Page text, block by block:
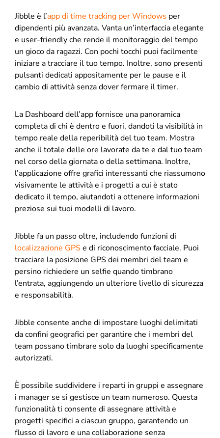
Jibble è l’app di time tracking per Windows per
dipendenti più avanzata. Vanta un’interfaccia elegante
e user-friendly che rende il monitoraggio del tempo
un gioco da ragazzi. Con pochi tocchi puoi facilmente
iniziare a tracciare il tuo tempo. Inoltre, sono presenti
pulsanti dedicati appositamente per le pause e il
cambio di attività senza dover fermare il timer.
La Dashboard dell’app fornisce una panoramica
completa di chi è dentro e fuori, dandoti la visibilità in
tempo reale della reperibilità del tuo team. Mostra
anche il totale delle ore lavorate da te e dal tuo team
nel corso della giornata o della settimana. Inoltre,
l’applicazione offre grafici interessanti che riassumono
visivamente le attività e i progetti a cui è stato
dedicato il tempo, aiutandoti a ottenere informazioni
preziose sui tuoi modelli di lavoro.
Jibble fa un passo oltre, includendo funzioni di
localizzazione GPSe di riconoscimento facciale. Puoi
tracciare la posizione GPS dei membri del team e
persino richiedere un selfie quando timbrano
l’entrata, aggiungendo un ulteriore livello di sicurezza
e responsabilità.
Jibble consente anche di impostare luoghi delimitati
da confini geografici per garantire che i membri del
team possano timbrare solo da luoghi specificamente
autorizzati.
È possibile suddividere i reparti in gruppi e assegnare
i manager se si gestisce un team numeroso. Questa
funzionalità ti consente di assegnare attività e
progetti specifici a ciascun gruppo, garantendo un
flusso di lavoro e una collaborazione senza